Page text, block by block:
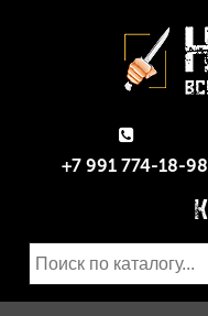
+7 991 774-18-98